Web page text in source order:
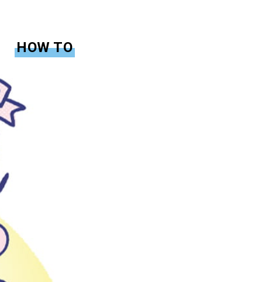
HOW TO